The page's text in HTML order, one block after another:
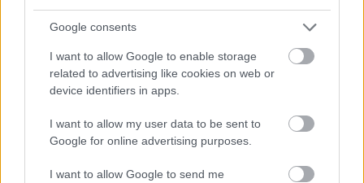
Google consents
I want to allow Google to enable storage
related to advertising like cookies on web or
device identifiers in apps.
I want to allow my user data to be sent to
Google for online advertising purposes.
I want to allow Google to send me
Aktuális
Miért kulcsfontosságú a korszerű légtechnika az
egészségügyi intézményekben?